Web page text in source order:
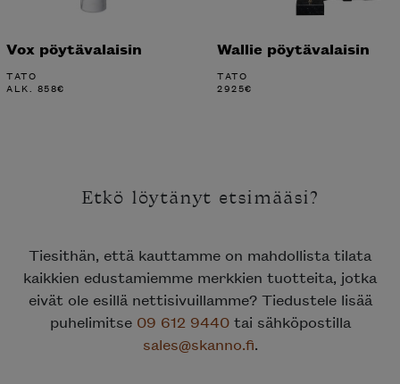
Vox pöytävalaisin
TATO
ALK. 858€
Wallie pöytävalaisin
TATO
2925€
Etkö löytänyt etsimääsi?
Tiesithän, että kauttamme on mahdollista tilata
kaikkien edustamiemme merkkien tuotteita, jotka
eivät ole esillä nettisivuillamme? Tiedustele lisää
puhelimitse 09 612 9440tai sähköpostilla
sales@skanno.fi.